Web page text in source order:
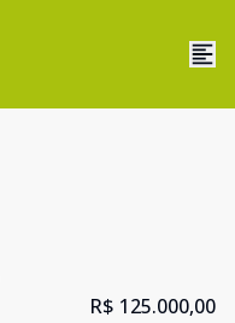
R$ 125.000,00